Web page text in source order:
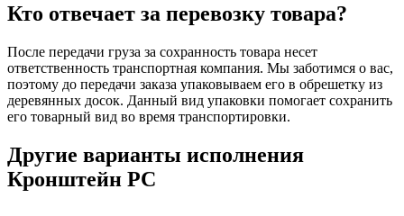
Кто отвечает за перевозку товара?
После передачи груза за сохранность товара несет
ответственность транспортная компания. Мы заботимся о вас,
поэтому до передачи заказа упаковываем его в обрешетку из
деревянных досок. Данный вид упаковки помогает сохранить
его товарный вид во время транспортировки.
Другие варианты исполнения
Кронштейн РС